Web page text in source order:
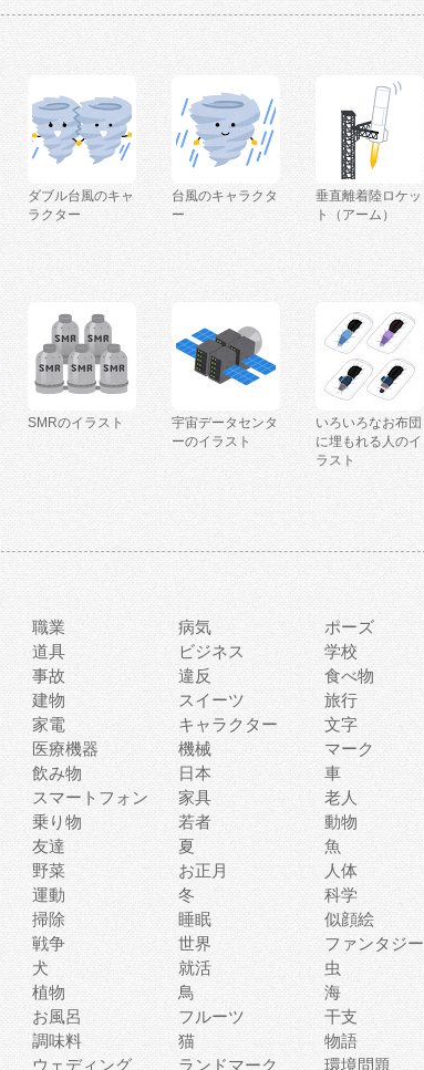
ダブル台風のキャ
ラクター
台風のキャラクタ
ー
垂直離着陸ロケッ
ト（アーム）
SMRのイラスト
宇宙データセンタ
ーのイラスト
いろいろなお布団
に埋もれる人のイ
ラスト
職業 病気
ポーズ
道具 ビジネス
学校
事故 違反
食べ物
建物 スイーツ
旅行
家電 キャラクター
文字
医療機器 機械
マーク
飲み物 日本
車
スマートフォン 家具
老人
乗り物 若者
動物
友達 夏
魚
野菜 お正月
人体
運動 冬
科学
掃除 睡眠
似顔絵
戦争 世界
ファンタジー
犬 就活
虫
植物 鳥
海
お風呂 フルーツ
干支
調味料 猫
物語
ウェディング ランドマーク 環境問題